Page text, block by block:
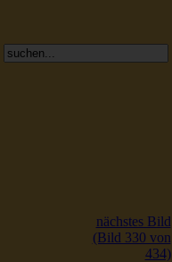
nächstes Bild
(Bild 330 von
434)